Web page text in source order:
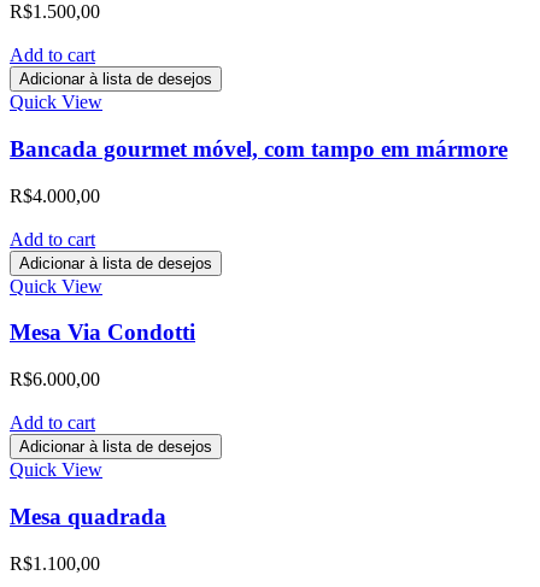
R$1.500,00
Add to cart
Adicionar à lista de desejos
Quick View
Bancada gourmet móvel, com tampo em mármore
R$4.000,00
Add to cart
Adicionar à lista de desejos
Quick View
Mesa Via Condotti
R$6.000,00
Add to cart
Adicionar à lista de desejos
Quick View
Mesa quadrada
R$1.100,00